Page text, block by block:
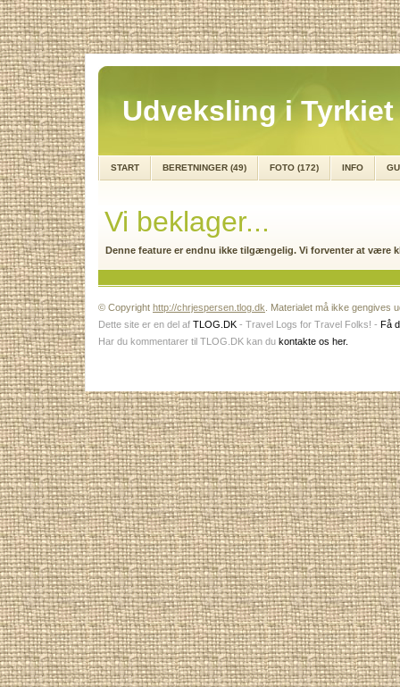
Udveksling i Tyrkiet
START BERETNINGER (49) FOTO (172) INFO
Vi beklager...
Denne feature er endnu ikke tilgængelig. Vi forventer at være
© Copyright http://chrjespersen.tlog.dk . Materialet må ikke gengives
Dette site er en del af TLOG.DK - Travel Logs for Travel Folks! - Få
Har du kommentarer til TLOG.DK kan du kontakte os her.